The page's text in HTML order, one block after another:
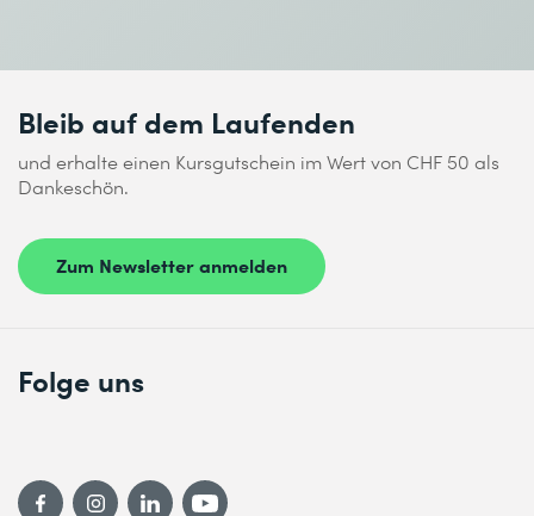
Bleib auf dem Laufenden
und erhalte einen Kursgutschein im Wert von CHF 50 als
Dankeschön.
Zum Newsletter anmelden
Folge uns